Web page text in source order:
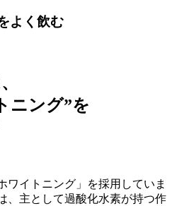
よく飲む
ニング”を
ワイトニング」を採用していま
、主として過酸化水素が持つ作